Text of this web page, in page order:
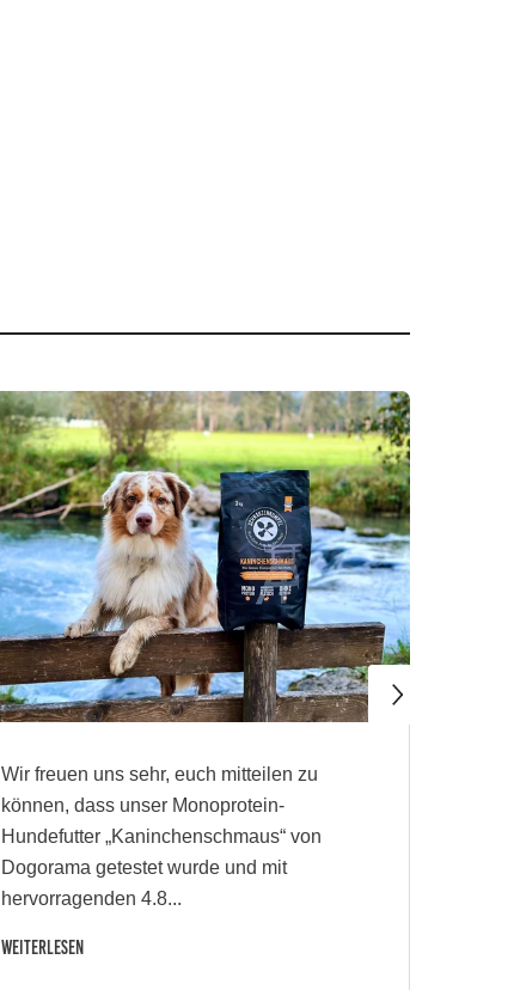
Wir freuen uns sehr, euch mitteilen zu
können, dass unser Monoprotein-
Hundefutter „Kaninchenschmaus“ von
Dogorama getestet wurde und mit
hervorragenden 4.8...
Weiterlesen